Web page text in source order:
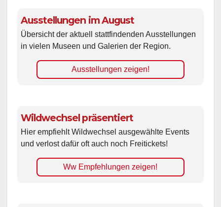
Ausstellungen im August
Übersicht der aktuell stattfindenden Ausstellungen
in vielen Museen und Galerien der Region.
Ausstellungen zeigen!
Wildwechsel präsentiert
Hier empfiehlt Wildwechsel ausgewählte Events
und verlost dafür oft auch noch Freitickets!
Ww Empfehlungen zeigen!